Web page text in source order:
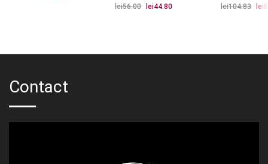
lei56.00
Prețul
lei44.80 lei104.83 lei
Contact